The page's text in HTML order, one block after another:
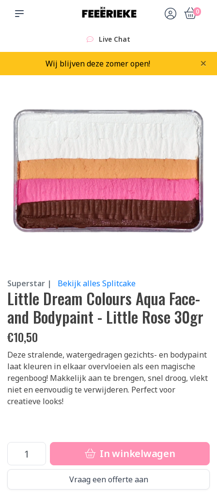
0
Live Chat
Wij blijven deze zomer open! ×
Superstar | Bekijk alles Splitcake
Little Dream Colours Aqua Face-
and Bodypaint - Little Rose 30gr
€10,50
Deze stralende, watergedragen gezichts- en bodypaint
laat kleuren in elkaar overvloeien als een magische
regenboog! Makkelijk aan te brengen, snel droog, vlekt
niet en eenvoudig te verwijderen. Perfect voor
creatieve looks!
In winkelwagen
Vraag een offerte aan